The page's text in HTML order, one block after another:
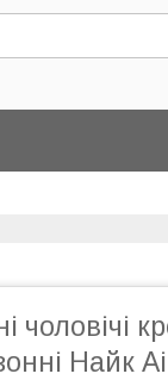
чоловічі
Найк